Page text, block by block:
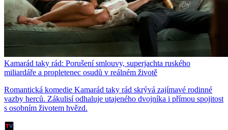
Kamarád taky rád: Porušení smlouvy, superjachta ruského
miliardáře a propletenec osudů v reálném životě
Romantická komedie Kamarád taky rád skrývá zajímavé rodinné
vazby herců. Zákulisí odhaluje utajeného dvojníka i přímou spojitost
s osobním životem hvězd.